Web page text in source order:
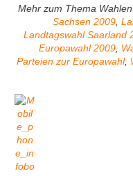
Mehr zum Thema
Sachsen 2009
Landtagswahl Saarland
Europawahl 2009,
Parteien zur Europawahl,